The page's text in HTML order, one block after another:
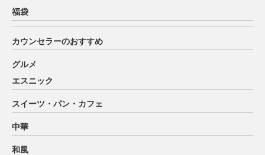
福袋
カウンセラーのおすすめ
グルメ
エスニック
スイーツ・パン・カフェ
中華
和風